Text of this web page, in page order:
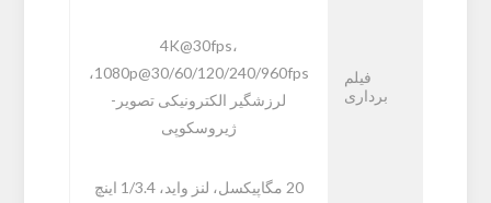
فیلم
برداری
4K@30fps،
1080p@30/60/120/240/960fps،
لرزشگیر الکترونیکی تصویر-
ژیروسکوپی
20 مگاپیکسل، لنز واید، 1/3.4 اینچ